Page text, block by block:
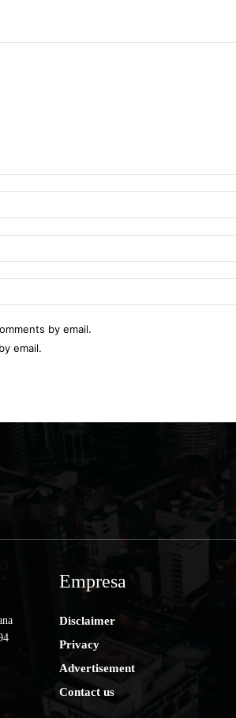
by email.
email.
Empresa
Disclaimer
Privacy
Advertisement
Contact us